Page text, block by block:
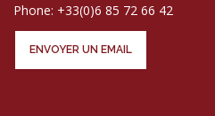
Phone: +33(0)6 85 72 66 42
ENVOYER UN EMAIL